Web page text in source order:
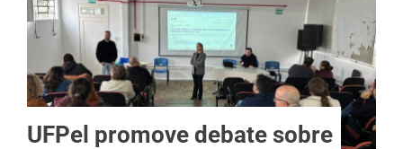
UFPel promove debate sobre